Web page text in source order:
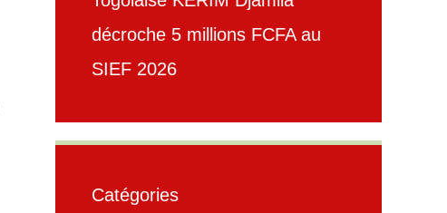
décroche 5 millions FCFA au
SIEF 2026
Catégories